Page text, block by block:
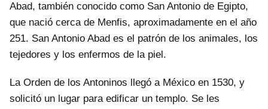
Abad, también conocido como San Antonio de Egipto,
que nació cerca de Menfis, aproximadamente en el año
251. San Antonio Abad es el patrón de los animales, los
tejedores y los enfermos de la piel.
La Orden de los Antoninos llegó a México en 1530, y
solicitó un lugar para edificar un templo. Se les